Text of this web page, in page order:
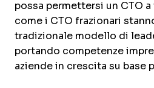
possa permettersi un CTO
come i CTO frazionari
tradizionale modello di
portando competenze
aziende in crescita su base